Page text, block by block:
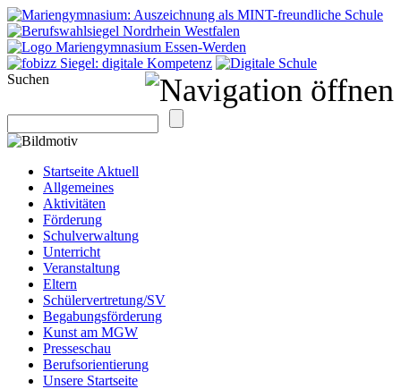
Suchen
Startseite Aktuell
Allgemeines
Aktivitäten
Förderung
Schulverwaltung
Unterricht
Veranstaltung
Eltern
Schülervertretung/SV
Begabungsförderung
Kunst am MGW
Presseschau
Berufsorientierung
Unsere Startseite